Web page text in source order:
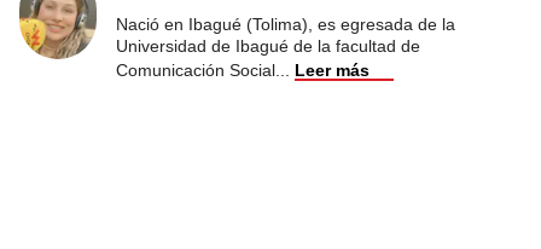
Nació en Ibagué (Tolima), es egresada de la
Universidad de Ibagué de la facultad de
Comunicación Social
Leer más